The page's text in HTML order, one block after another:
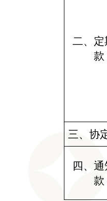
二、定
款
三、协
四、
款